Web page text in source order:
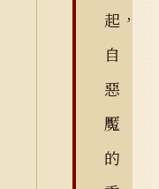
起，
自
惡
魘
的